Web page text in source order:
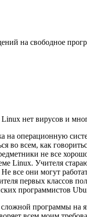
на свободное
нет вирусов и
операционную
во всем, как
не все
Linux. Учителя
все они могут
первых классов
программистов
программы на